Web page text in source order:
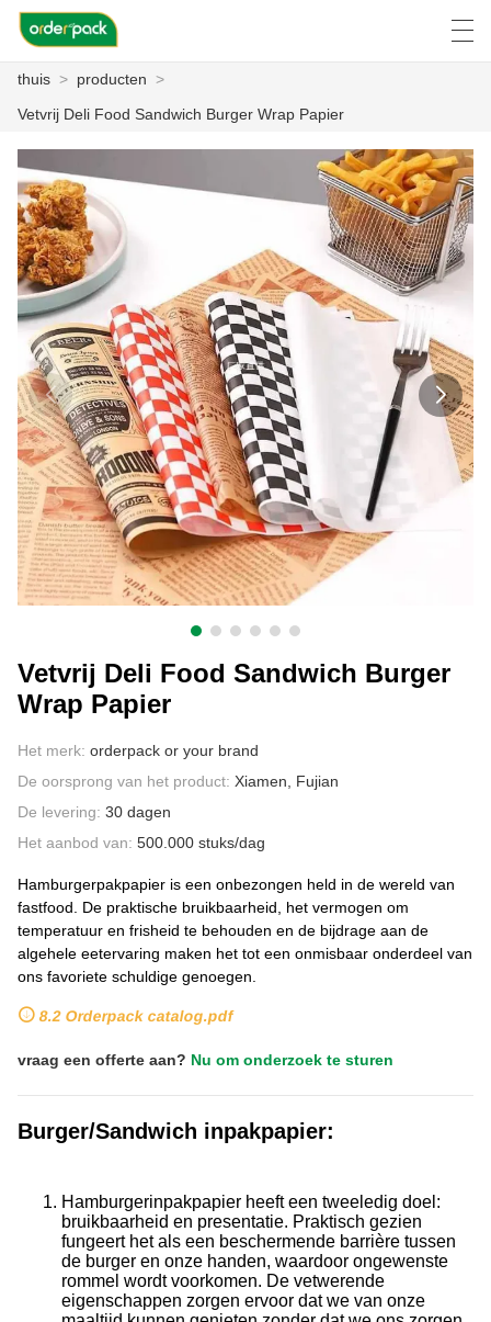
THUIS
PRODUCTEN
OVER ONS
NIEUWS
ZAAK C
FACTORY TOUR
CONTACT MET ONS
العربية Deutsch
thuis > producten >
Vetvrij Deli Food Sandwich Burger Wrap Papier
Vetvrij Deli Food Sandwich Burger
Wrap Papier
Het merk: orderpack or your brand
De oorsprong van het product: Xiamen, Fujian
De levering: 30 dagen
Het aanbod van: 500.000 stuks/dag
Hamburgerpakpapier is een onbezongen held in de wereld van
fastfood. De praktische bruikbaarheid, het vermogen om
temperatuur en frisheid te behouden en de bijdrage aan de
algehele eetervaring maken het tot een onmisbaar onderdeel van
ons favoriete schuldige genoegen.
8.2 Orderpack catalog.pdf
vraag een offerte aan? Nu om onderzoek te sturen
Burger/Sandwich inpakpapier:
Hamburgerinpakpapier heeft een tweeledig doel:
bruikbaarheid en presentatie. Praktisch gezien
fungeert het als een beschermende barrière tussen
de burger en onze handen, waardoor ongewenste
rommel wordt voorkomen. De vetwerende
eigenschappen zorgen ervoor dat we van onze